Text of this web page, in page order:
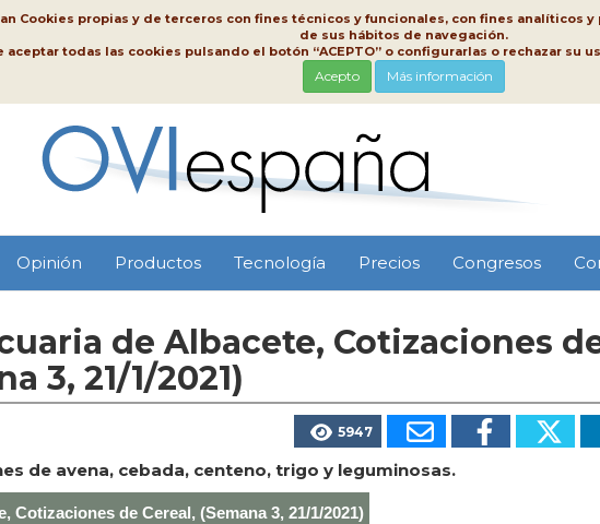
Cookies propias y de terceros con fines técnicos y funcionales, con fines analíticos
de sus hábitos de navegación.
aceptar todas las cookies pulsando el botón “ACEPTO” o configurarlas o rechazar su
Acepto Más información
Opinión Productos Tecnología Precios Congresos
de Albacete, Cotizaciones
3, 21/1/2021)
5947
de avena, cebada, centeno, trigo y leguminosas.
Cotizaciones de Cereal, (Semana 3, 21/1/2021)